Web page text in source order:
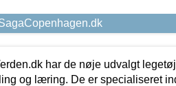
har de nøje udvalgt
og læring. De er specialiseret